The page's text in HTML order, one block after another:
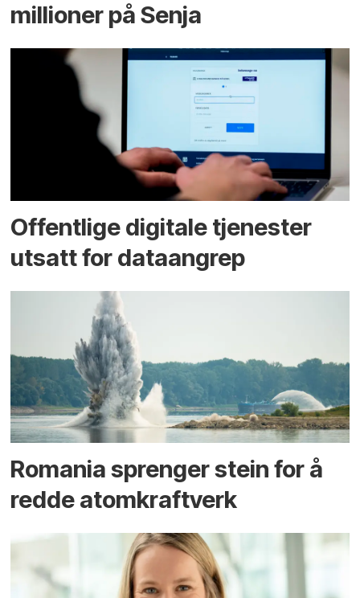
millioner på Senja
Offentlige digitale tjenester
utsatt for dataangrep
Romania sprenger stein for å
redde atomkraftverk